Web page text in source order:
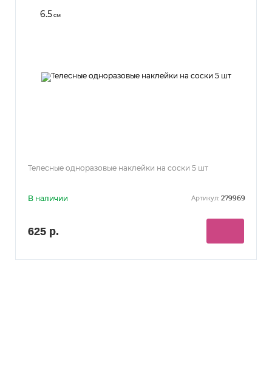
6.5см
Телесные одноразовые наклейки на соски 5 шт
В наличии Артикул: 279969
625 р.